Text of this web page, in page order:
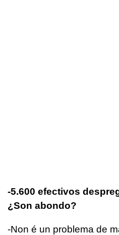
-5.600 efectivos
¿Son abondo?
-Non é un problema de